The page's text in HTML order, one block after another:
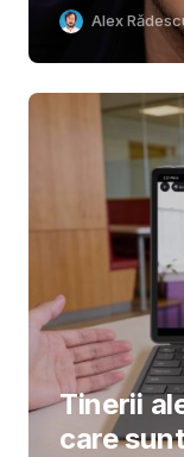
Alex
Tinerii
care